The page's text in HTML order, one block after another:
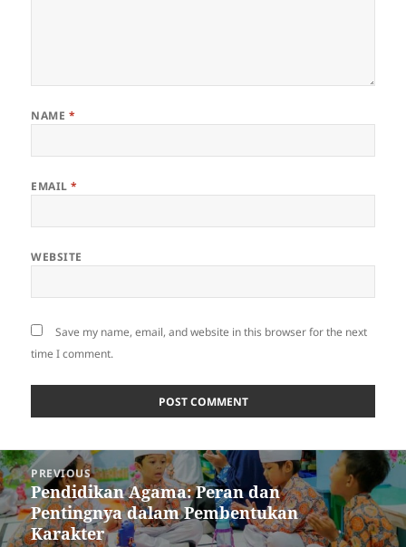
NAME *
EMAIL*
WEBSITE
Save my name, email, and website in this browser for the next
time I comment.
Post
navigation
PREVIOUS
Previous
post:
Pendidikan Agama: Peran dan
Pentingnya dalam Pembentukan
Karakter